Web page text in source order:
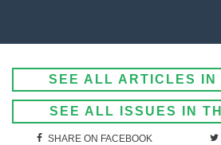
SEE ALL ARTICLES IN
SEE ALL ISSUES IN
SHARE ON FACEBOOK